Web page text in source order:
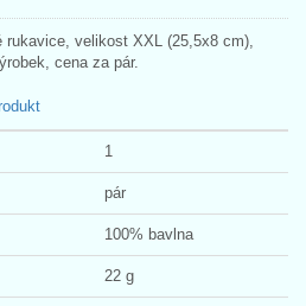
velikost XXL (25,5x8 cm),
cena za pár.
1
pár
100% bavlna
22 g